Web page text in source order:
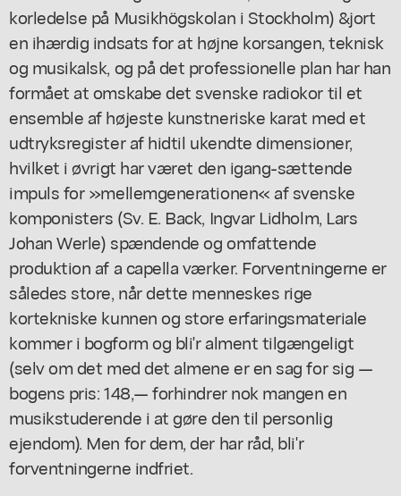
korledelse på Musikhögskolan i Stockholm) &jort
en ihærdig indsats for at højne korsangen, teknisk
og musikalsk, og på det professionelle plan har han
formået at omskabe det svenske radiokor til et
ensemble af højeste kunstneriske karat med et
udtryksregister af hidtil ukendte dimensioner,
hvilket i øvrigt har været den igang-sættende
impuls for »mellemgenerationen« af svenske
komponisters (Sv. E. Back, Ingvar Lidholm, Lars
Johan Werle) spændende og omfattende
produktion af a capella værker. Forventningerne er
således store, når dette menneskes rige
kortekniske kunnen og store erfaringsmateriale
kommer i bogform og bli'r alment tilgængeligt
(selv om det med det almene er en sag for sig —
bogens pris: 148,— forhindrer nok mangen en
musikstuderende i at gøre den til personlig
ejendom). Men for dem, der har råd, bli'r
forventningerne indfriet.